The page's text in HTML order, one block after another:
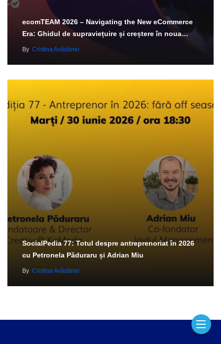
ecomTEAM 2026 – Navigating the New eCommerce
Era: Ghidul de supraviețuire și creștere în noua…
By Cristina Avădănei
SocialPedia 77: Totul despre antreprenoriat în 2026
cu Petronela Păduraru și Adrian Miu
By Cristina Avădănei